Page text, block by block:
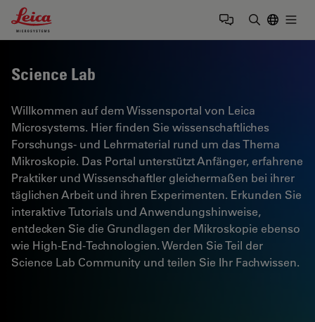
Leica Microsystems Logo
Science Lab
Willkommen auf dem Wissensportal von Leica
Microsystems. Hier finden Sie wissenschaftliches
Forschungs- und Lehrmaterial rund um das Thema
Mikroskopie. Das Portal unterstützt Anfänger, erfahrene
Praktiker und Wissenschaftler gleichermaßen bei ihrer
täglichen Arbeit und ihren Experimenten. Erkunden Sie
interaktive Tutorials und Anwendungshinweise,
entdecken Sie die Grundlagen der Mikroskopie ebenso
wie High-End-Technologien. Werden Sie Teil der
Science Lab Community und teilen Sie Ihr Fachwissen.